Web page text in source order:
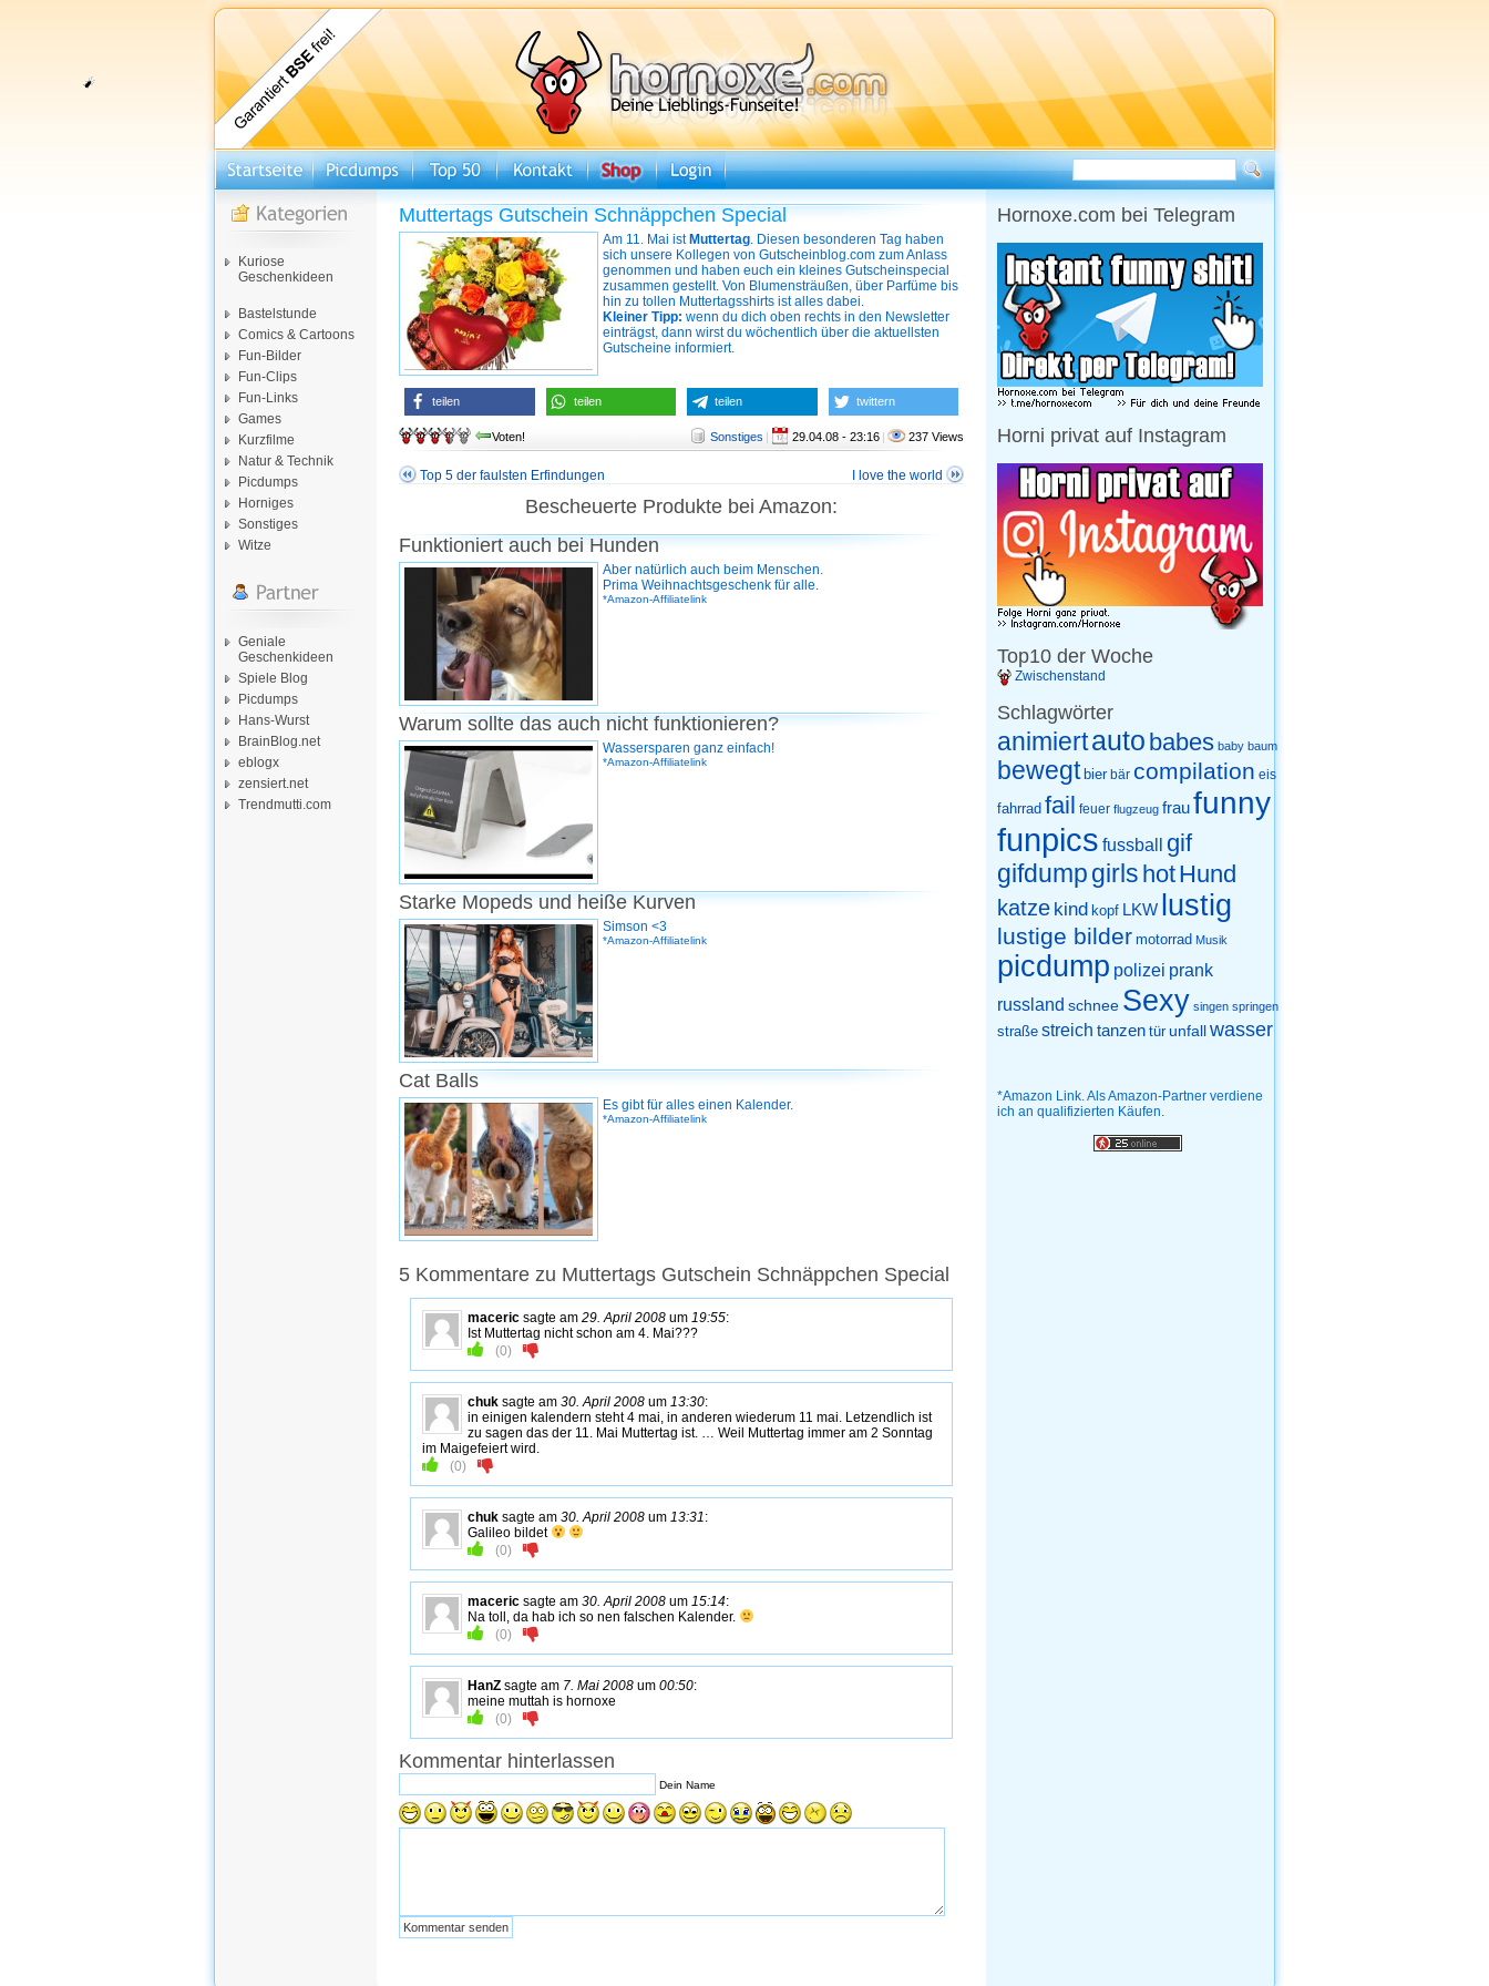
Kuriose
Geschenkideen
Bastelstunde
Comics & Cartoons
Fun-Bilder
Fun-Clips
Fun-Links
Games
Kurzfilme
Natur & Technik
Picdumps
Horniges
Sonstiges
Witze
Geniale
Geschenkideen
Spiele Blog
Picdumps
Hans-Wurst
BrainBlog.net
eblogx
zensiert.net
Trendmutti.com
Muttertags Gutschein Schnäppchen Special
Am 11. Mai ist Muttertag. Diesen besonderen Tag haben
sich unsere Kollegen von Gutscheinblog.com zum Anlass
genommen und haben euch ein kleines Gutscheinspecial
zusammen gestellt. Von Blumensträußen, über Parfüme bis
hin zu tollen Muttertagsshirts ist alles dabei.
Kleiner Tipp: wenn du dich oben rechts in den Newsletter
einträgst, dann wirst du wöchentlich über die aktuellsten
Gutscheine informiert.
teilen teilen teilen twittern
Voten! Sonstiges | 29.04.08 - 23:16 | 237 Views
Top 5 der faulsten Erfindungen I love the world
Bescheuerte Produkte bei Amazon:
Funktioniert auch bei Hunden
Aber natürlich auch beim Menschen.
Prima Weihnachtsgeschenk für alle.
*Amazon-Affiliatelink
Warum sollte das auch nicht funktionieren?
Wassersparen ganz einfach!
*Amazon-Affiliatelink
Starke Mopeds und heiße Kurven
Simson <3
*Amazon-Affiliatelink
Cat Balls
Es gibt für alles einen Kalender.
*Amazon-Affiliatelink
5 Kommentare zu Muttertags Gutschein Schnäppchen Special
maceric sagte am 29. April 2008 um 19:55:
Ist Muttertag nicht schon am 4. Mai???
(0)
chuk sagte am 30. April 2008 um 13:30:
in einigen kalendern steht 4 mai, in anderen wiederum 11 mai. Letzendlich ist
zu sagen das der 11. Mai Muttertag ist. … Weil Muttertag immer am 2 Sonntag
im Maigefeiert wird.
(0)
chuk sagte am 30. April 2008 um 13:31:
Galileo bildet
(0)
maceric sagte am 30. April 2008 um 15:14:
Na toll, da hab ich so nen falschen Kalender.
(0)
HanZ sagte am 7. Mai 2008 um 00:50:
meine muttah is hornoxe
(0)
Kommentar hinterlassen
Dein Name
Hornoxe.com bei Telegram
Horni privat auf Instagram
Top10 der Woche
Zwischenstand
Schlagwörter
animiertauto babes baby baum
bewegt bier bär compilation eis
fahrrad fail feuer flugzeug fraufunny
funpics fussball gif
gifdump girls hotHund
katze kind kopf LKW lustig
lustige bilder motorrad Musik
picdump polizei prank
russland schnee Sexy singen springen
straße streich tanzen tür unfallwasser
*Amazon Link. Als Amazon-Partner verdiene
ich an qualifizierten Käufen.